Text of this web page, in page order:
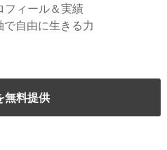
ィール＆実績
自由に生きる力
無料提供